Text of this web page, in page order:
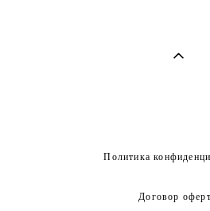
Политика
Договор